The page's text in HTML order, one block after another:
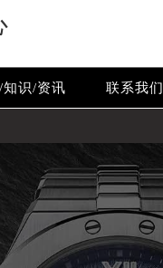
知识/资讯 联系我们